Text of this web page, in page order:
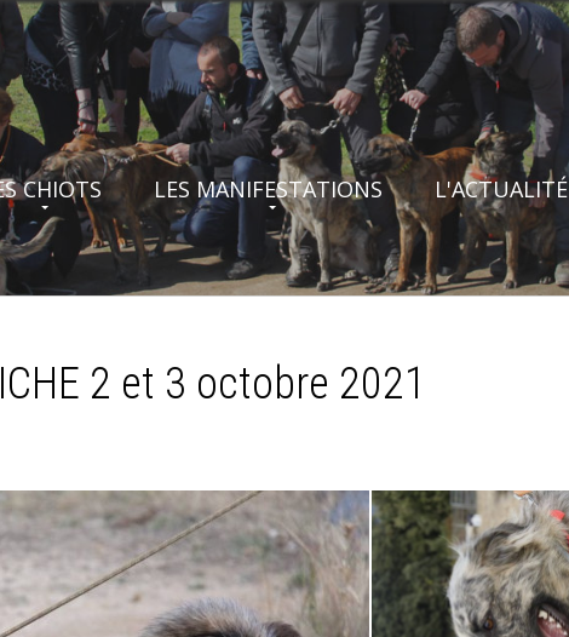
CHIOTS LES MANIFESTATIONS L'ACTUALITÉ
2 et 3 octobre 2021